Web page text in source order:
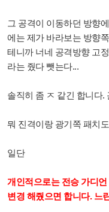
그 공격이 이동하던 방향
에는 제가 바라보는 방향
테니까 너네 공격방향 고
라는 줬다 뺏는다...
솔직히 좀 ㅈ 같긴 합니다.
뭐 진격이랑 광기쪽 패치
일단
개인적으로는 전승 가디
변경 해줬으면 합니다. 느